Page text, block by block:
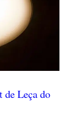
de Leça do